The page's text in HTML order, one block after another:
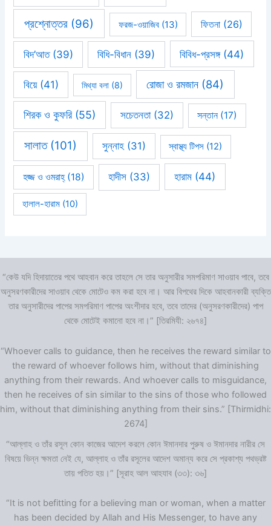
প্রশ্নোত্তর (96) ফরজ-ওয়াজিব(13) ফিতনা(26)
বিদ’আত(39) বিধি-বিধান (39) বিবিধ-প্রসঙ্গ(44)
বিয়ে(41) মিথ্যা বলা(8) রোজা ও রমজান (84)
শিরক ও কুফরি(55) সচেতনতা(32) সন্তান(17)
সালাত(101) সুন্নাহ (31) স্বাস্থ্য টিপস (12)
হজ্জ ও ওমরাহ্‌(18) হাদীস(33) হারাম (44)
হালাল-হারাম(10)
“কেউ যদি হিদায়াতের পথে আহবান করে তাহলে সে তার অনুসারীর সমপরিমাণ সাওয়াব পাবে, তবে
অনুসরণকারীদের সাওয়াব থেকে মোটেও কম করা হবে না। আর বিপথের দিকে আহবানকারী ব্যক্তি
তার অনুসারীদের পাপের সমপরিমাণ পাপের অংশীদার হবে, তবে তাদের (অনুসরণকারীদের) পাপ
থেকে মোটেই কমানো হবে না।” [তিরমিযী: ২৬৭৪]
“Whoever calls to guidance, then he receives the reward similar to
the reward of whoever follows him, without that diminishing
anything from their rewards. And whoever calls to misguidance,
then he receives of sin similar to the sins of those who followed
him, without that diminishing anything from their sins.” [Thirmidhi:
2674]
“আল্লাহ ও তাঁর রসূল কোন কাজের আদেশ করলে কোন ঈমানদার পুরুষ ও ঈমানদার নারীর সে
বিষয়ে ভিন্ন ক্ষমতা নেই যে, আল্লাহ ও তাঁর রসূলের আদেশ অমান্য করে সে প্রকাশ্য পথভ্রষ্ট
তায় পতিত হয়।” [সূরাহ আল আহযাব (৩৩): ৩৬]
“It is not befitting for a believing man or woman, when a matter
has been decided by Allah and His Messenger, to have any